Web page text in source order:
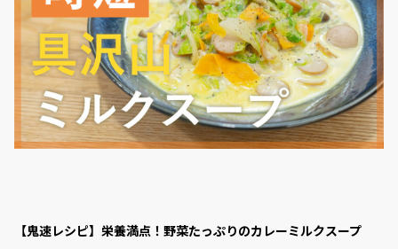
【鬼速レシピ】栄養満点！野菜たっぷりのカレーミルクスープ